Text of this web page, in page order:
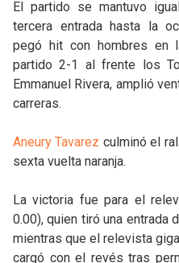
El partido se mantuvo
tercera entrada hasta la
pegó hit con hombres en
partido 2-1 al frente los
Emmanuel Rivera, amplió
carreras.
Aneury Tavarez culminó el
sexta vuelta naranja.
La victoria fue para el
0.00), quien tiró una
mientras que el relevista
cargó con el revés tras